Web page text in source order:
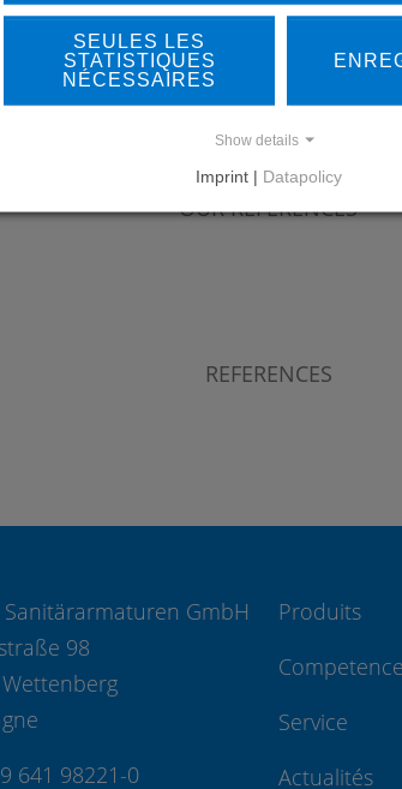
LEARN MORE ABOUT
OUR REFERENCES
REFERENCES
Sanitärarmaturen GmbH
98
641 98221-0
Produits
Service
Actualités
SEULES LES
STATISTIQUES
NÉCESSAIRES
Show details
Imprint | Datapolicy